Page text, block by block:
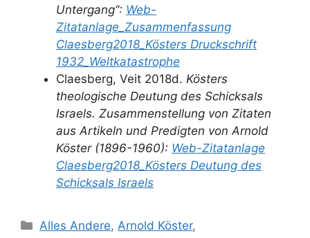
Untergang“: Web-
Zitatanlage_Zusammenfassung
Claesberg2018_Kösters Druckschrift
1932_Weltkatastrophe
Claesberg, Veit 2018d. Kösters
theologische Deutung des Schicksals
Israels. Zusammenstellung von Zitaten
aus Artikeln und Predigten von Arnold
Köster (1896-1960): Web-Zitatanlage
Claesberg2018_Kösters Deutung des
Schicksals Israels
Kategorien
Alles Andere, Arnold Köster,